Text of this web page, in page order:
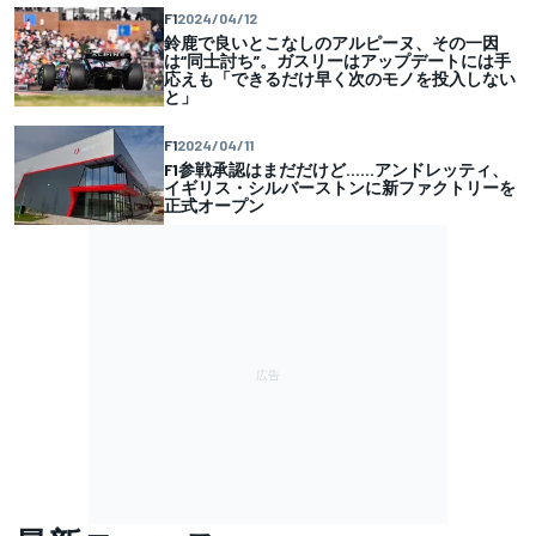
F12024/04/12
鈴鹿で良いとこなしのアルピーヌ、その一因
は“同士討ち”。ガスリーはアップデートには手
応えも「できるだけ早く次のモノを投入しない
と」
F12024/04/11
F1参戦承認はまだだけど……アンドレッティ、
イギリス・シルバーストンに新ファクトリーを
正式オープン